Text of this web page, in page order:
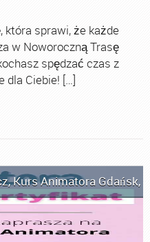
która sprawi, że każde
w Noworoczną Trasę
spędzać czas z
dla Ciebie! […]
,Kurs Animatora Gdańsk,